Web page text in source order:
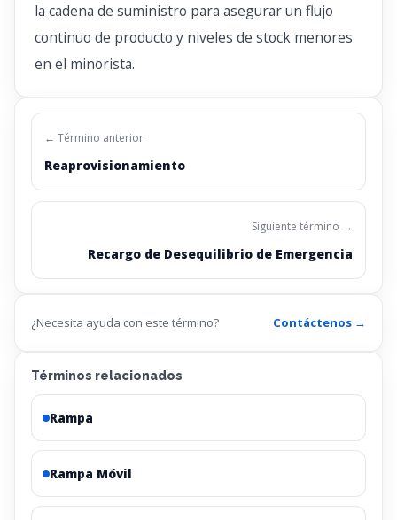
la cadena de suministro para asegurar un flujo
continuo de producto y niveles de stock menores
en el minorista.
← Término anterior
Reaprovisionamiento
Siguiente término →
Recargo de Desequilibrio de Emergencia
¿Necesita ayuda con este término? Contáctenos →
Términos relacionados
Rampa
Rampa Móvil